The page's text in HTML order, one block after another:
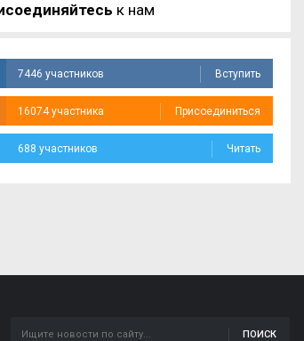
к нам
7446 участников Вступить
16074 участника Присоединиться
688 участников Читать
ПОИСК